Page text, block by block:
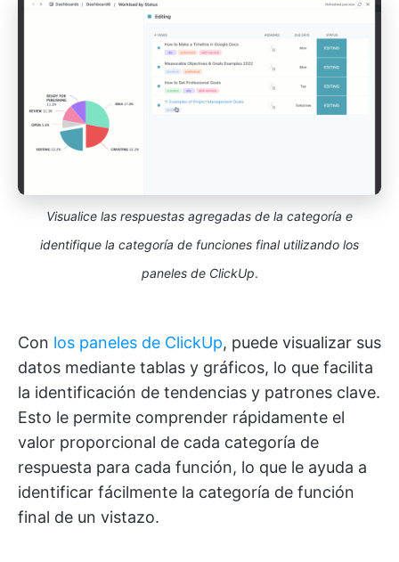
Visualice las respuestas agregadas de la categoría e
identifique la categoría de funciones final utilizando los
paneles de ClickUp.
Con los paneles de ClickUp, puede visualizar sus
datos mediante tablas y gráficos, lo que facilita
la identificación de tendencias y patrones clave.
Esto le permite comprender rápidamente el
valor proporcional de cada categoría de
respuesta para cada función, lo que le ayuda a
identificar fácilmente la categoría de función
final de un vistazo.